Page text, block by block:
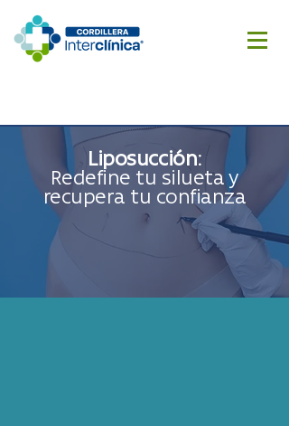
Liposucción:
Redefine tu silueta y
recupera tu confianza